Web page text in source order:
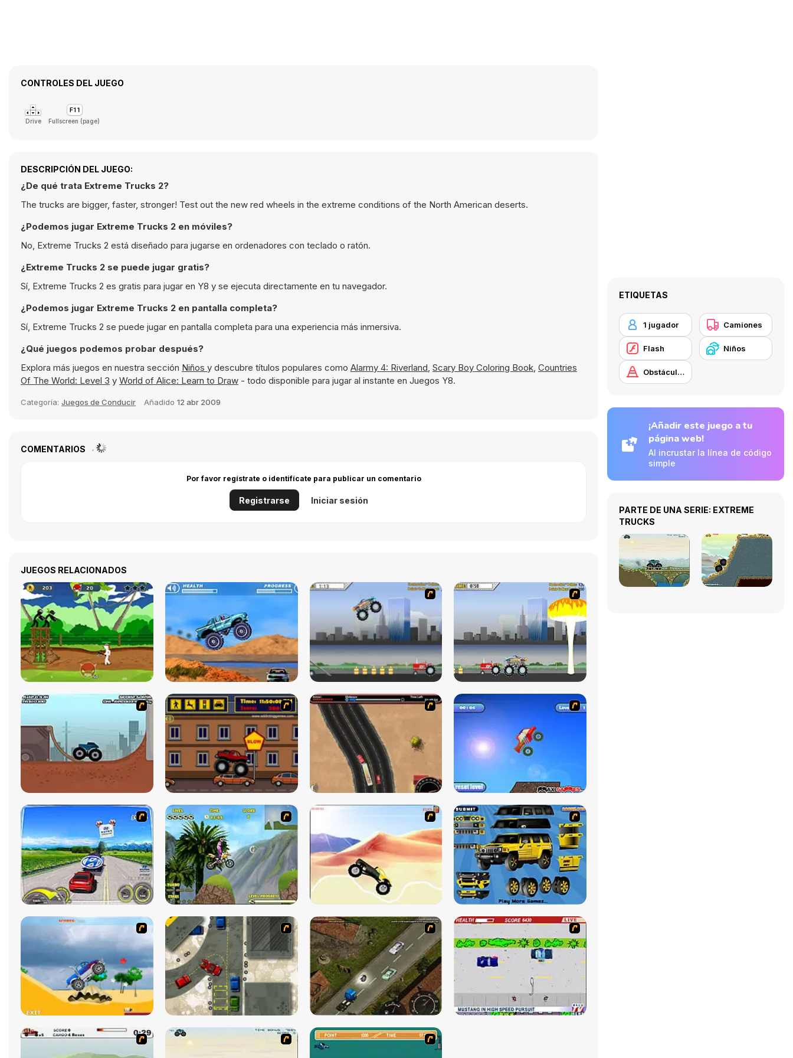
CONTROLES DEL JUEGO
Drive Fullscreen (page)
DESCRIPCIÓN DEL JUEGO:
¿De qué trata Extreme Trucks 2?
The trucks are bigger, faster, stronger! Test out the new red wheels in the extreme conditions of the North American deserts.
¿Podemos jugar Extreme Trucks 2 en móviles?
No, Extreme Trucks 2 está diseñado para jugarse en ordenadores con teclado o ratón.
¿Extreme Trucks 2 se puede jugar gratis?
Sí, Extreme Trucks 2 es gratis para jugar en Y8 y se ejecuta directamente en tu navegador.
¿Podemos jugar Extreme Trucks 2 en pantalla completa?
Sí, Extreme Trucks 2 se puede jugar en pantalla completa para una experiencia más inmersiva.
¿Qué juegos podemos probar después?
Explora más juegos en nuestra sección Niños y descubre títulos populares como Alarmy 4: Riverland, Scary Boy Coloring Book, Countries
Of The World: Level 3 y World of Alice: Learn to Draw - todo disponible para jugar al instante en Juegos Y8.
Categoría: Juegos de Conducir Añadido 12 abr 2009
COMENTARIOS
Por favor regístrate o identifícate para publicar un comentario
Registrarse Iniciar sesión
JUEGOS RELACIONADOS
ETIQUETAS
1 jugador Camiones
Flash Niños
Obstáculos
¡Añadir este juego a tu
página web!
Al incrustar la línea de código
simple
PARTE DE UNA SERIE: EXTREME
TRUCKS